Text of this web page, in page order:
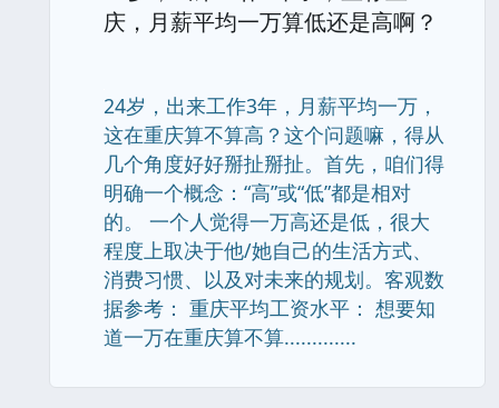
庆，月薪平均一万算低还是高啊？
24岁，出来工作3年，月薪平均一万，
这在重庆算不算高？这个问题嘛，得从
几个角度好好掰扯掰扯。首先，咱们得
明确一个概念：“高”或“低”都是相对
的。 一个人觉得一万高还是低，很大
程度上取决于他/她自己的生活方式、
消费习惯、以及对未来的规划。客观数
据参考： 重庆平均工资水平： 想要知
道一万在重庆算不算.............